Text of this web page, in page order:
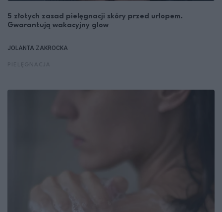
5 złotych zasad pielęgnacji skóry przed urlopem.
Gwarantują wakacyjny glow
JOLANTA ZAKROCKA